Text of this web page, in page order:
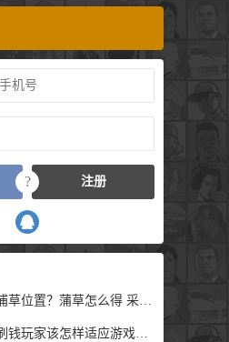
? 注册
置？蒲草怎么得 采集位置？
玩家该怎样适应游戏呢？